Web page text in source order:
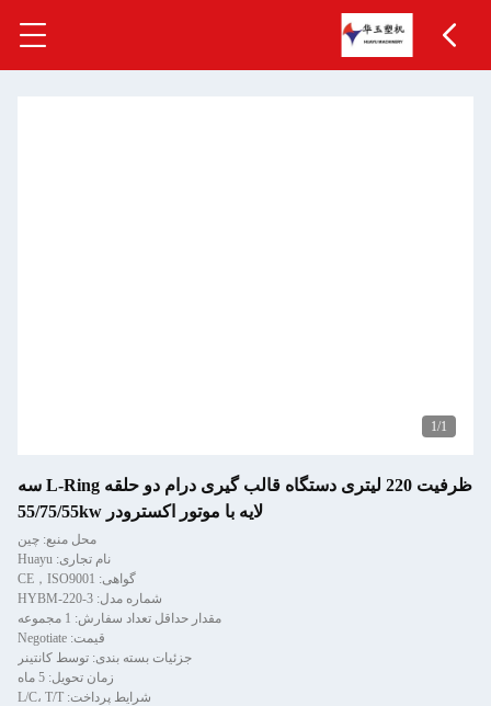
1/1
ظرفیت 220 لیتری دستگاه قالب گیری درام دو حلقه L-Ring سه
لایه با موتور اکسترودر 55/75/55kw
محل منبع: چین
نام تجاری: Huayu
گواهی: CE，ISO9001
شماره مدل: HYBM-220-3
مقدار حداقل تعداد سفارش: 1 مجموعه
قیمت: Negotiate
جزئیات بسته بندی: توسط کانتینر
زمان تحویل: 5 ماه
شرایط پرداخت: L/C، T/T